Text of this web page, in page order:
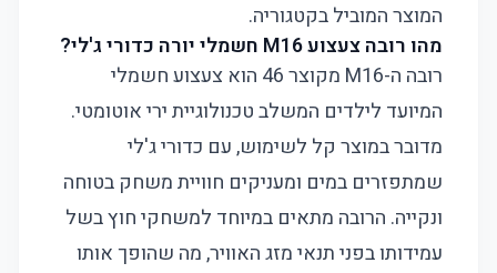
המוצר המוביל בקטגוריה.
מהו רובה צעצוע M16 חשמלי יורה כדורי ג'לי?
רובה ה-M16 מקוצר 46 הוא צעצוע חשמלי
המיועד לילדים המשלב טכנולוגיית ירי אוטומטי.
מדובר במוצר קל לשימוש, עם כדורי ג'לי
שמתפזרים במים ומעניקים חוויית משחק בטוחה
ונקייה. הרובה מתאים במיוחד למשחקי חוץ בשל
עמידותו בפני תנאי מזג האוויר, מה שהופך אותו